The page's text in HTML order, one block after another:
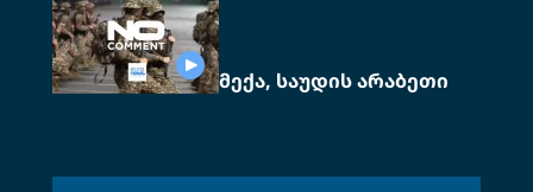
მექა, საუდის არაბეთი